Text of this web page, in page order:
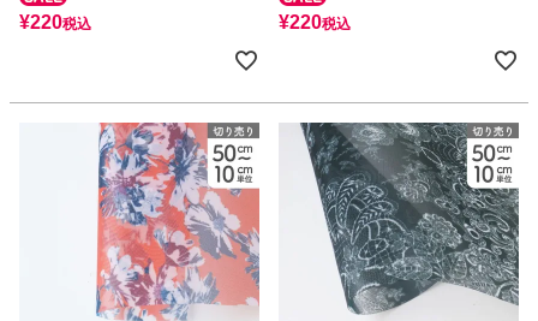
¥220税込 ¥220税込